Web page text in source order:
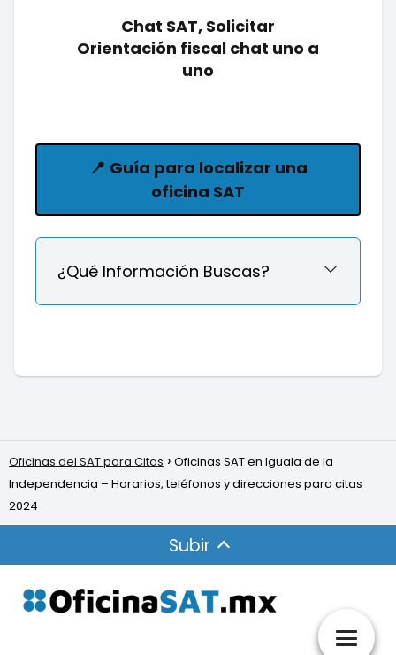
Chat SAT, Solicitar
Orientación fiscal chat uno a
uno
📍 Guía para localizar una
oficina SAT
¿Qué Información Buscas?
Oficinas del SAT para Citas
Oficinas SAT en Iguala de la
Independencia – Horarios, teléfonos y direcciones para citas
2024
Subir